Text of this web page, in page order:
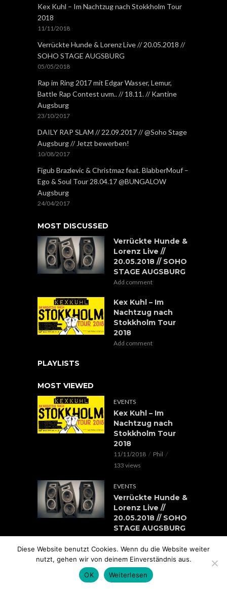
Kex Kuhl – Im Nachtzug nach Stokkholm Tour
2018
11/11/2018
Verrückte Hunde & Lorenz Live // 20.05.2018 //
SOHO STAGE AUGSBURG
05/05/2018
Rap im Ring 2017 mit Edgar Wasser, Lemur,
Battle Rap Contest uvm.. // 18.11. // Kantine
Augsburg
23/10/2017
DAILY RAP SLAM // 22.09.2017 // @Soho Stage
Augsburg // Jetzt bewerben!
10/08/2017
Figub Brazlevic & Christmaz feat. BlabberMouf –
Ego & Soul Tour 28.04.17 @BUNGALOW
Augsburg
24/04/2017
MOST DISCUSSED
Verrückte Hunde &
Lorenz Live //
20.05.2018 // SOHO
STAGE AUGSBURG
Add comment
Kex Kuhl – Im
Nachtzug nach
Stokkholm Tour
2018
Add comment
PLAYLISTS
MOST VIEWED
EVENTS
Kex Kuhl – Im
Nachtzug nach
Stokkholm Tour
2018
11/11/2018
Phil
133 views
EVENTS
Verrückte Hunde &
Lorenz Live //
20.05.2018 // SOHO
STAGE AUGSBURG
05/05/2018
Phil
100 views
Rap im Ring 2017
Diese Website benutzt Cookies. Wenn du die Website weiter
nutzt, gehen wir von deinem Einverständnis aus.
OK
Weiterlesen